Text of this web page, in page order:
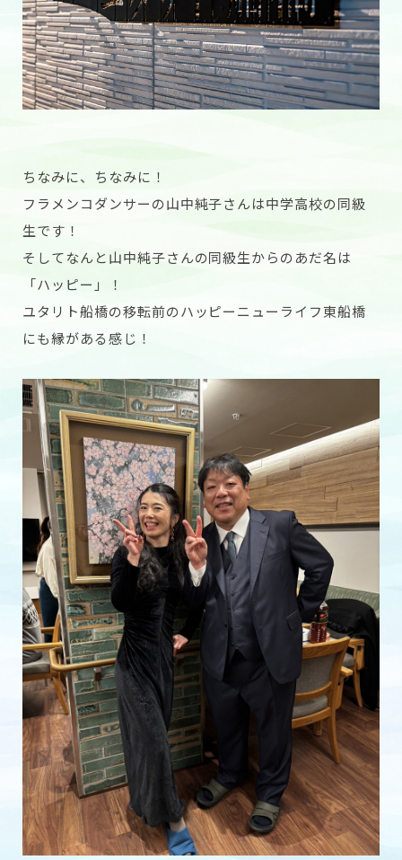
ちなみに、ちなみに！
フラメンコダンサーの山中純子さんは中学高校の同級
生です！
そしてなんと山中純子さんの同級生からのあだ名は
「ハッピー」！
ユタリト船橋の移転前のハッピーニューライフ東船橋
にも縁がある感じ！